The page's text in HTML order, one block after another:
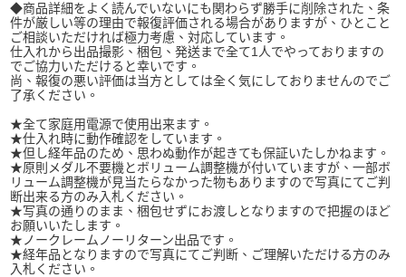
◆商品詳細をよく読んでいないにも関わらず勝手に削除された、条
件が厳しい等の理由で報復評価される場合がありますが、ひとこと
ご相談いただければ極力考慮、対応しています。
仕入れから出品撮影、梱包、発送まで全て1人でやっておりますの
でご協力いただけると幸いです。
尚、報復の悪い評価は当方としては全く気にしておりませんのでご
了承ください。
★全て家庭用電源で使用出来ます。
★仕入れ時に動作確認をしています。
★但し経年品のため、思わぬ動作が起きても保証いたしかねます。
★原則メダル不要機とボリューム調整機が付いていますが、一部ボ
リューム調整機が見当たらなかった物もありますので写真にてご判
断出来る方のみ入札ください。
★写真の通りのまま、梱包せずにお渡しとなりますので把握のほど
お願いいたします。
★ノークレームノーリターン出品です。
★経年品となりますので写真にてご判断、ご理解いただける方のみ
入札ください。